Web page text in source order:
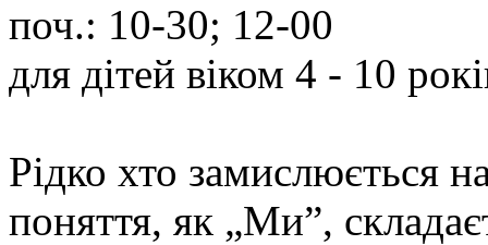
поч.: 10-30; 12-00
для дітей віком 4 - 10
Рідко хто замислюється
поняття, як „Ми”,